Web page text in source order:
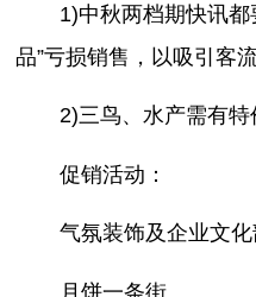
1)中秋两档期快讯
品”亏损销售，以吸引客
2)三鸟、水产需有特
促销活动：
气氛装饰及企业文
月饼一条街